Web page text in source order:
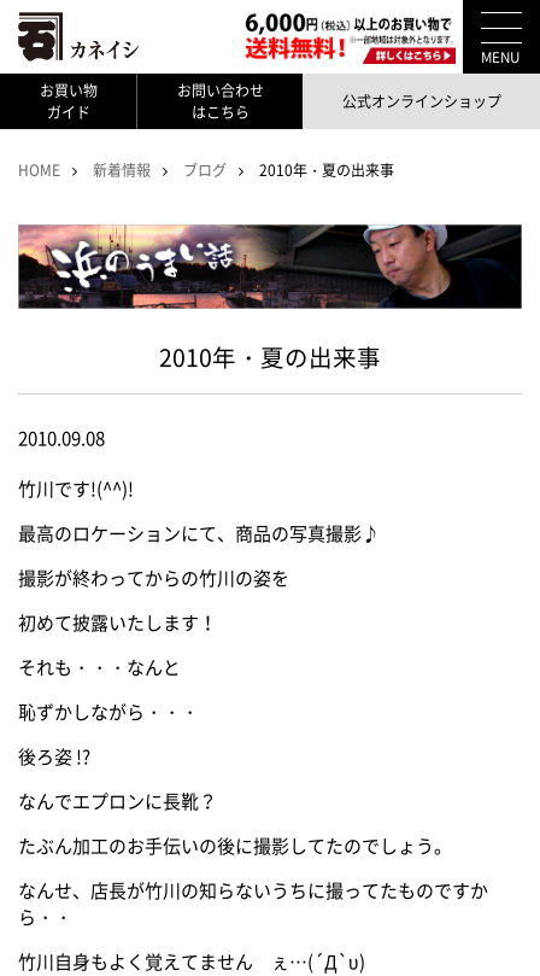
MENU
お買い物
ガイド
お問い合わせ
はこちら
公式オンラインショップ
HOME 新着情報 ブログ 2010年・夏の出来事
2010年・夏の出来事
2010.09.08
竹川です!(^^)!
最高のロケーションにて、商品の写真撮影♪
撮影が終わってからの竹川の姿を
初めて披露いたします！
それも・・・なんと
恥ずかしながら・・・
後ろ姿 !?
なんでエプロンに長靴？
たぶん加工のお手伝いの後に撮影してたのでしょう。
なんせ、店長が竹川の知らないうちに撮ってたものですか
ら・・
竹川自身もよく覚えてません ぇ…(´Д`υ)